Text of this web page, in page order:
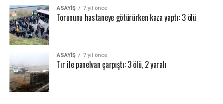
ASAYİŞ 7 yıl önce
Torununu hastaneye götürürken kaza yaptı: 3 ölü
ASAYİŞ 7 yıl önce
Tır ile panelvan çarpıştı: 3 ölü, 2 yaralı